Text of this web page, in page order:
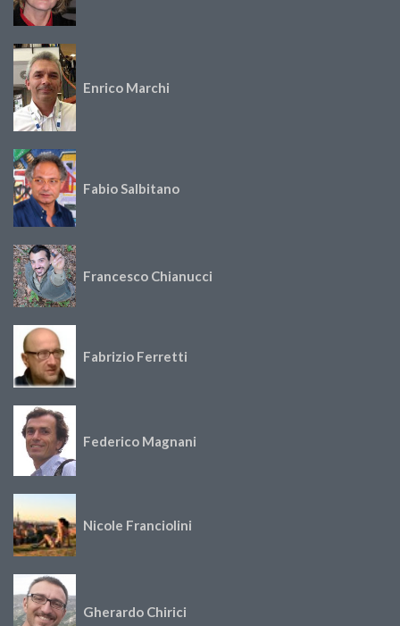
Enrico Marchi
Fabio Salbitano
Francesco Chianucci
Fabrizio Ferretti
Federico Magnani
Nicole Franciolini
Gherardo Chirici